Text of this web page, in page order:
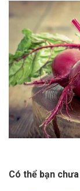
Có thể bạn